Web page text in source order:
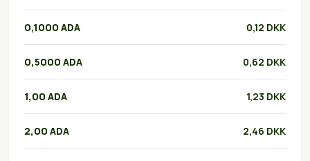
0,1000 ADA 0,12 DKK
0,5000 ADA 0,62 DKK
1,00 ADA 1,23 DKK
2,00 ADA 2,46 DKK